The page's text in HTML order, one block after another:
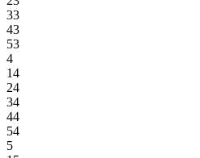
33
43
53
4
14
24
34
44
54
5